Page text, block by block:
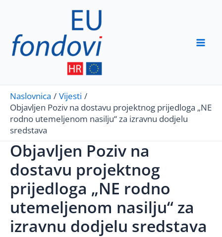
content
Naslovnica
Vijesti
Objavljen Poziv na dostavu projektnog prijedloga „NE
rodno utemeljenom nasilju“ za izravnu dodjelu
sredstava
Objavljen Poziv na
dostavu projektnog
prijedloga „NE rodno
utemeljenom nasilju“ za
izravnu dodjelu sredstava